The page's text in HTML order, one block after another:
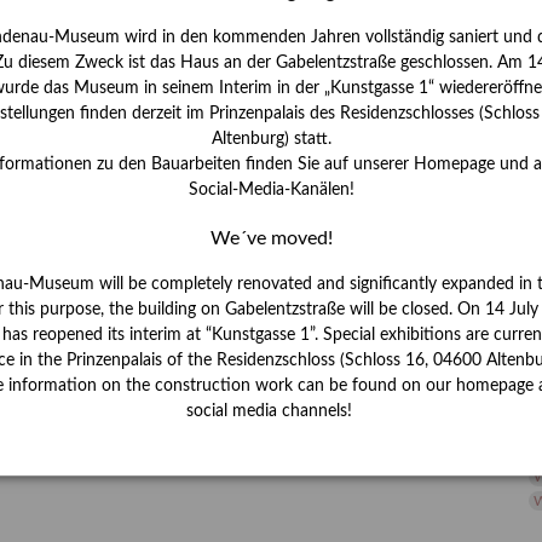
Museum wird in den kommenden Jahren vollständig saniert und
diesem Zweck ist das Haus an der Gabelentzstraße geschlossen. Am
das Museum in seinem Interim in der „Kunstgasse 1“
finden derzeit im Prinzenpalais des Residenzschlosses
Altenburg) statt.
zu den Bauarbeiten finden Sie auf unserer Homepage und
Social-Media-Kanälen!
We´ve moved!
Museum will be completely renovated and significantly expanded in
this purpose, the building on Gabelentzstraße will be closed. On 14
reopened its interim at “Kunstgasse 1”. Special exhibitions are
in the Prinzenpalais of the Residenzschloss (Schloss 16, 04600
information on the construction work can be found on our homepage
social media channels!